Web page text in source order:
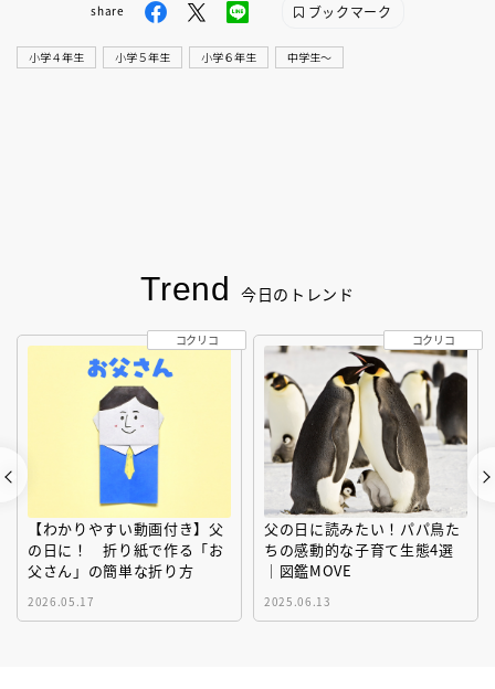
share ブックマーク
小学４年生 小学５年生 小学６年生 中学生〜
Trend 今日のトレンド
【わかりやすい動画付き】父
の日に！ 折り紙で作る「お
父さん」の簡単な折り方
2026.05.17
コクリコ
父の日に読みたい！パパ鳥た
ちの感動的な子育て生態4選
｜図鑑MOVE
2025.06.13
コクリコ